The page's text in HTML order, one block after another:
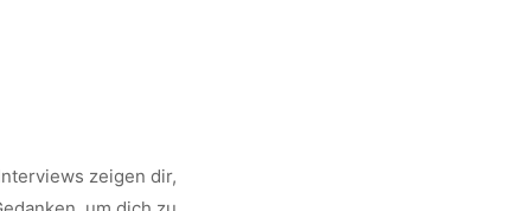
zeigen dir,